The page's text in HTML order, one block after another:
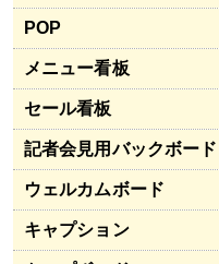
POP
メニュー看板
セール看板
記者会見用バックボード
ウェルカムボード
キャプション